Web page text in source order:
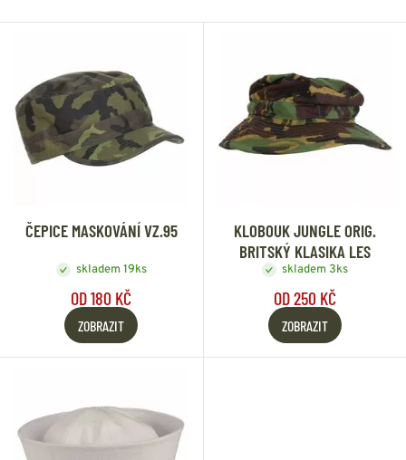
ČEPICE MASKOVÁNÍ VZ.95
skladem 19ks
OD 180 KČ
ZOBRAZIT
KLOBOUK JUNGLE ORIG.
BRITSKÝ KLASIKA LES
skladem 3ks
OD 250 KČ
ZOBRAZIT